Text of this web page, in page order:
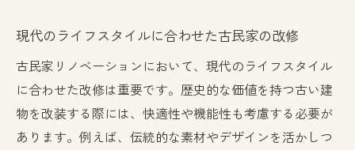
現代のライフスタイルに合わせた古民家の改修
古民家リノベーションにおいて、現代のライフスタイル
に合わせた改修は重要です。歴史的な価値を持つ古い建
物を改装する際には、快適性や機能性も考慮する必要が
あります。例えば、伝統的な素材やデザインを活かしつ